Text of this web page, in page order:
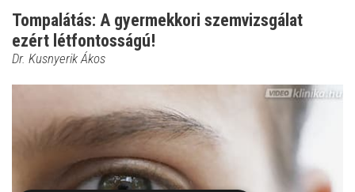
Tompalátás: A gyermekkori szemvizsgálat
ezért létfontosságú!
Dr. Kusnyerik Ákos